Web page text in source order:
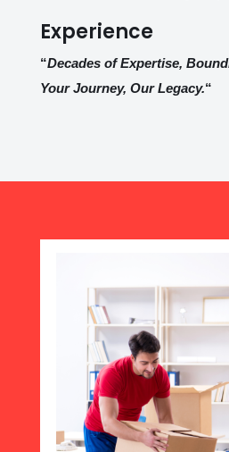
Experience
“Decades of Expertise,
Your Journey, Our Legacy.“